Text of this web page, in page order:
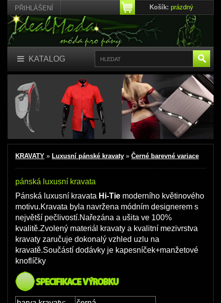
PŘIHLÁŠENÍ Košík: prázdný
KATALOG
KRAVATY » Luxusní pánské kravaty » Černé barevné variace
pánská luxusní kravata
Pánská luxusní kravata Hi-Tie moderního květinového
motivu.Kravata byla navržena módním designerem s
největší pečlivostí.Nařezána a ušita ve 100%
kvalitě.Zvolený materiál kravaty a kvalitní mezivrstva
kravaty zaručuje dokonalý vzhled uzlu na
kravatě.Součástí dodávky je kapesníček+manžetové
knoflíčky